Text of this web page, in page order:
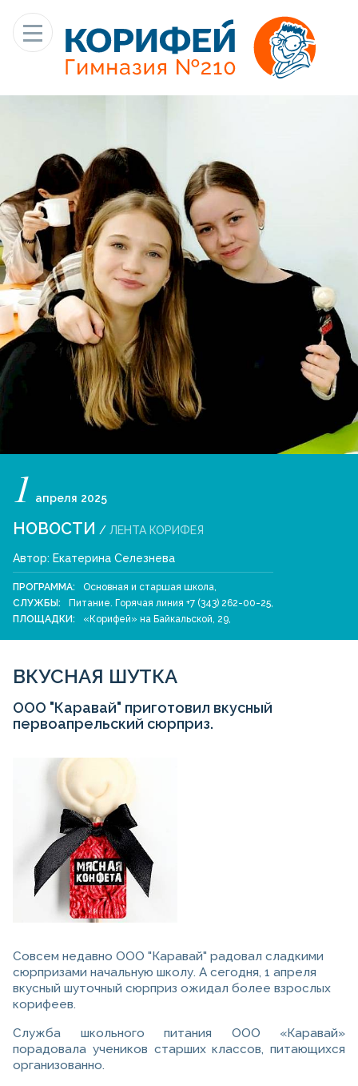
1 апреля 2025
НОВОСТИ / ЛЕНТА КОРИФЕЯ
Автор: Екатерина Селезнева
ПРОГРАММА: Основная и старшая школа,
СЛУЖБЫ:
Питание. Горячая линия +7 (343) 262-00-25,
ПЛОЩАДКИ:
«Корифей» на Байкальской, 29,
ВКУСНАЯ ШУТКА
ООО "Каравай" приготовил вкусный
первоапрельский сюрприз.
Совсем недавно ООО "Каравай" радовал сладкими
сюрпризами начальную школу. А сегодня, 1 апреля
вкусный шуточный сюрприз ожидал более взрослых
корифеев.
Служба школьного питания ООО «Каравай»
порадовала учеников старших классов, питающихся
организованно.